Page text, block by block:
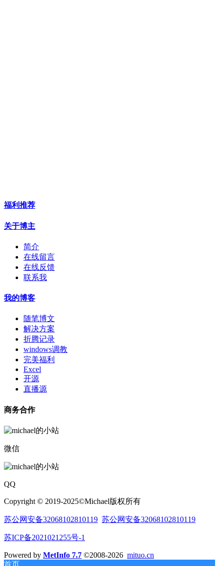
福利推荐
关于博主
简介
在线留言
在线反馈
联系我
我的博客
随笔博文
解决方案
折腾记录
windows调教
完美福利
Excel
开源
直播源
商务合作
微信
QQ
Copyright © 2019-2025©Michael版权所有
苏公网安备32068102810119 苏公网安备32068102810119
苏ICP备2021021255号-1
Powered by MetInfo 7.7 ©2008-2026 mituo.cn
首页